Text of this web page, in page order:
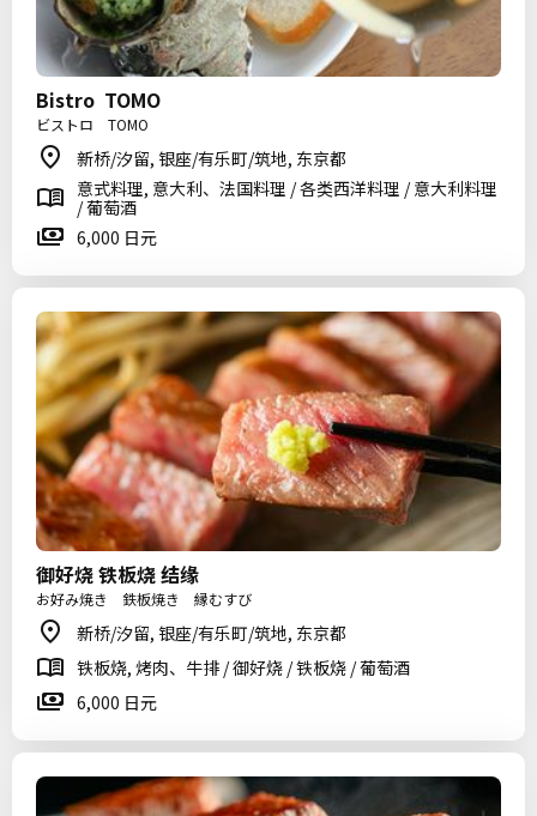
Bistro TOMO
ビストロ TOMO
新桥/汐留, 银座/有乐町/筑地, 东京都
意式料理, 意大利、法国料理 / 各类西洋料理 / 意大利料理
/ 葡萄酒
6,000 日元
御好烧 铁板烧 结缘
お好み焼き 鉄板焼き 縁むすび
新桥/汐留, 银座/有乐町/筑地, 东京都
铁板烧, 烤肉、牛排 / 御好烧 / 铁板烧 / 葡萄酒
6,000 日元